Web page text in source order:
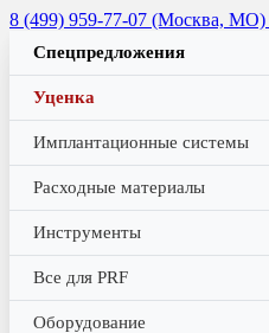
8 (499) 959-77-07 (Москва, МО)
Спецпредложения
Уценка
Имплантационные системы
Расходные материалы
Инструменты
Все для PRF
Оборудование